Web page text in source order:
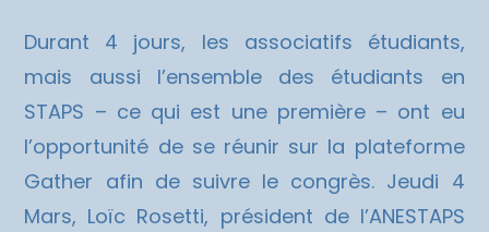
Durant 4 jours, les associatifs étudiants,
mais aussi l’ensemble des étudiants en
STAPS – ce qui est une première – ont eu
l’opportunité de se réunir sur la plateforme
Gather afin de suivre le congrès. Jeudi 4
Mars, Loïc Rosetti, président de l’ANESTAPS